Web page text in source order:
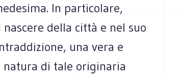
In particolare,
della città e nel suo
una vera e
di tale originaria